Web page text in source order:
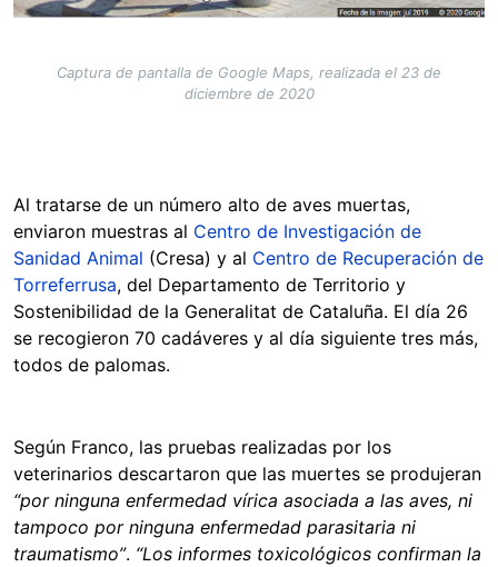
Captura de pantalla de Google Maps, realizada el 23 de
diciembre de 2020
Al tratarse de un número alto de aves muertas,
enviaron muestras al Centro de Investigación de
Sanidad Animal (Cresa) y al Centro de Recuperación de
Torreferrusa, del Departamento de Territorio y
Sostenibilidad de la Generalitat de Cataluña. El día 26
se recogieron 70 cadáveres y al día siguiente tres más,
todos de palomas.
Según Franco, las pruebas realizadas por los
veterinarios descartaron que las muertes se produjeran
“por ninguna enfermedad vírica asociada a las aves, ni
tampoco por ninguna enfermedad parasitaria ni
traumatismo”. “Los informes toxicológicos confirman la